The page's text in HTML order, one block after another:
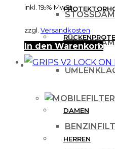
FILTER
DAMEN
HERREN
inkl. 19 % MwSt.
zzgl. Versandkosten
In den Warenkorb